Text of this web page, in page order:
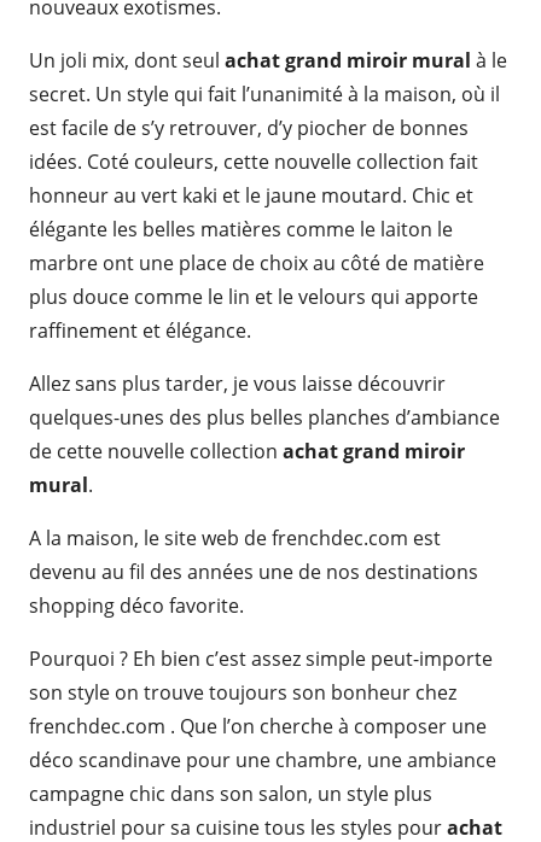
nouveaux exotismes.
Un joli mix, dont seul achat grand miroir mural à le
secret. Un style qui fait l’unanimité à la maison, où il
est facile de s’y retrouver, d’y piocher de bonnes
idées. Coté couleurs, cette nouvelle collection fait
honneur au vert kaki et le jaune moutard. Chic et
élégante les belles matières comme le laiton le
marbre ont une place de choix au côté de matière
plus douce comme le lin et le velours qui apporte
raffinement et élégance.
Allez sans plus tarder, je vous laisse découvrir
quelques-unes des plus belles planches d’ambiance
de cette nouvelle collection achat grand miroir
mural.
A la maison, le site web de frenchdec.com est
devenu au fil des années une de nos destinations
shopping déco favorite.
Pourquoi ? Eh bien c’est assez simple peut-importe
son style on trouve toujours son bonheur chez
frenchdec.com . Que l’on cherche à composer une
déco scandinave pour une chambre, une ambiance
campagne chic dans son salon, un style plus
industriel pour sa cuisine tous les styles pourachat